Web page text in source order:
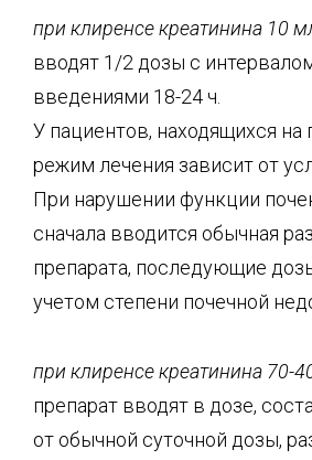
при клиренсе креатинина 10
вводят 1/2 дозы с
введениями 18-24 ч.
У пациентов, находящихся на
режим лечения зависит от
При нарушении функции
сначала вводится обычная
препарата, последующие
учетом степени почечной
при клиренсе креатинина 70-
препарат вводят в дозе,
от обычной суточной дозы,